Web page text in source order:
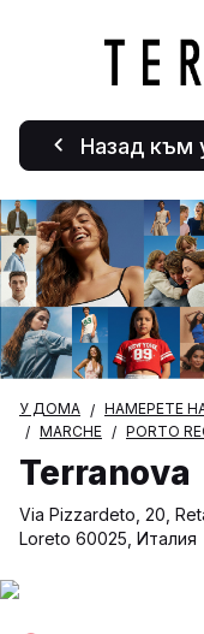
Назад към
У ДОМА НАМЕРЕТЕ
MARCHE
PORTO
Terranova
Via Pizzardeto, 20,
Loreto 60025, Италия